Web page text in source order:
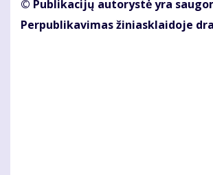
© Publikacijų autorystė yra
Perpublikavimas žiniasklaidoje